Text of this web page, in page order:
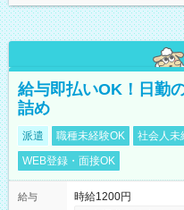
給与即払いOK！日勤
詰め
派遣 職種未経験OK 社会人未
WEB登録・面接OK
給与
時給1200円